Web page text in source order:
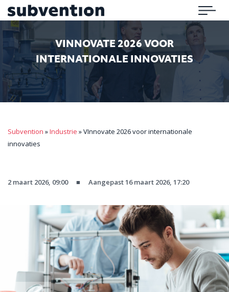
Subvention Menu
VINNOVATE 2026 VOOR
INTERNATIONALE INNOVATIES
Subvention »Industrie »VInnovate 2026 voor internationale
innovaties
2 maart 2026, 09:00 ■ Aangepast 16 maart 2026, 17:20